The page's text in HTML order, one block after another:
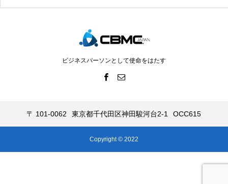
ビジネスパーソンとして使命をはたす
〒 101-0062 東京都千代田区神田駿河台2-1 OCC615
Copyright © 2022